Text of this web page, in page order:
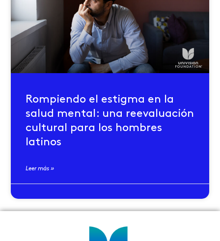
Rompiendo el estigma en la
salud mental: una reevaluación
cultural para los hombres
latinos
Leer más »